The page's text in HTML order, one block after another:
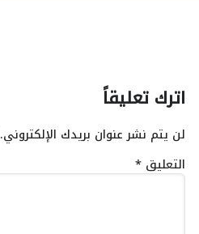
اترك تعليقاً
لن يتم نشر عنوان بريدك الإلكتروني.
التعليق *